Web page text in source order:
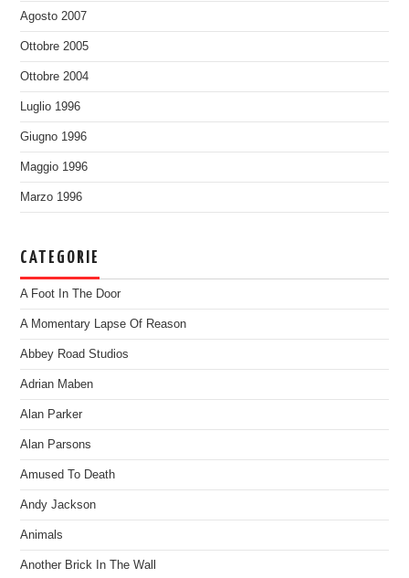
Agosto 2007
Ottobre 2005
Ottobre 2004
Luglio 1996
Giugno 1996
Maggio 1996
Marzo 1996
CATEGORIE
A Foot In The Door
A Momentary Lapse Of Reason
Abbey Road Studios
Adrian Maben
Alan Parker
Alan Parsons
Amused To Death
Andy Jackson
Animals
Another Brick In The Wall